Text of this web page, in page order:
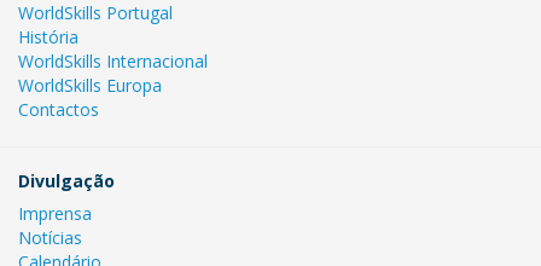
WorldSkills Portugal
História
WorldSkills Internacional
WorldSkills Europa
Contactos
Divulgação
Imprensa
Notícias